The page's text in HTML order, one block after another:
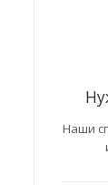
Наши